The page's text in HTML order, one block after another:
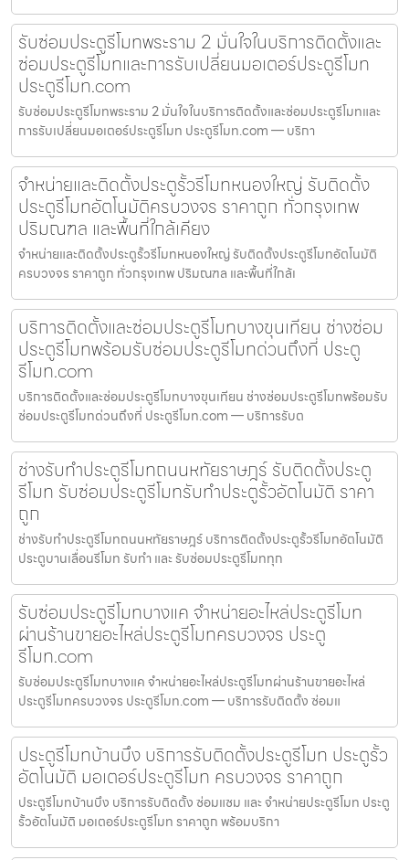
รับซ่อมประตูรีโมทพระราม 2 มั่นใจในบริการติดตั้งและ
ซ่อมประตูรีโมทและการรับเปลี่ยนมอเตอร์ประตูรีโมท
ประตูรีโมท.com
รับซ่อมประตูรีโมทพระราม 2 มั่นใจในบริการติดตั้งและซ่อมประตูรีโมทและ
การรับเปลี่ยนมอเตอร์ประตูรีโมท ประตูรีโมท.com — บริกา
จำหน่ายและติดตั้งประตูรั้วรีโมทหนองใหญ่ รับติดตั้ง
ประตูรีโมทอัตโนมัติครบวงจร ราคาถูก ทั่วกรุงเทพ
ปริมณฑล และพื้นที่ใกล้เคียง
จำหน่ายและติดตั้งประตูรั้วรีโมทหนองใหญ่ รับติดตั้งประตูรีโมทอัตโนมัติ
ครบวงจร ราคาถูก ทั่วกรุงเทพ ปริมณฑล และพื้นที่ใกล้เ
บริการติดตั้งและซ่อมประตูรีโมทบางขุนเทียน ช่างซ่อม
ประตูรีโมทพร้อมรับซ่อมประตูรีโมทด่วนถึงที่ ประตู
รีโมท.com
บริการติดตั้งและซ่อมประตูรีโมทบางขุนเทียน ช่างซ่อมประตูรีโมทพร้อมรับ
ซ่อมประตูรีโมทด่วนถึงที่ ประตูรีโมท.com — บริการรับต
ช่างรับทำประตูรีโมทถนนหทัยราษฎร์ รับติดตั้งประตู
รีโมท รับซ่อมประตูรีโมทรับทำประตูรั้วอัตโนมัติ ราคา
ถูก
ช่างรับทำประตูรีโมทถนนหทัยราษฎร์ บริการติดตั้งประตูรั้วรีโมทอัตโนมัติ
ประตูบานเลื่อนรีโมท รับทำ และ รับซ่อมประตูรีโมททุก
รับซ่อมประตูรีโมทบางแค จำหน่ายอะไหล่ประตูรีโมท
ผ่านร้านขายอะไหล่ประตูรีโมทครบวงจร ประตู
รีโมท.com
รับซ่อมประตูรีโมทบางแค จำหน่ายอะไหล่ประตูรีโมทผ่านร้านขายอะไหล่
ประตูรีโมทครบวงจร ประตูรีโมท.com — บริการรับติดตั้ง ซ่อมแ
ประตูรีโมทบ้านบึง บริการรับติดตั้งประตูรีโมท ประตูรั้ว
อัตโนมัติ มอเตอร์ประตูรีโมท ครบวงจร ราคาถูก
ประตูรีโมทบ้านบึง บริการรับติดตั้ง ซ่อมแซม และ จำหน่ายประตูรีโมท ประตู
รั้วอัตโนมัติ มอเตอร์ประตูรีโมท ราคาถูก พร้อมบริกา